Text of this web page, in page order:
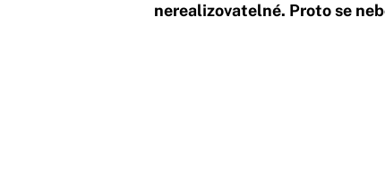
nerealizovatelné. Proto se